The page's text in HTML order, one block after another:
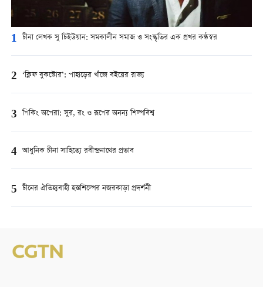
1 চীনা লেখক সু চিইউয়ান: সমকালীন সমাজ ও সংস্কৃতির এক প্রখর কণ্ঠস্বর
2 ‘ক্লিফ বুকস্টোর’: পাহাড়ের খাঁজে বইয়ের রাজ্য
3 পিকিং অপেরা: সুর, রং ও রূপের অনন্য শিল্পবিশ্ব
4 আধুনিক চীনা সাহিত্যে রবীন্দ্রনাথের প্রভাব
5 চীনের ঐতিহ্যবাহী হস্তশিল্পের নজরকাড়া প্রদর্শনী